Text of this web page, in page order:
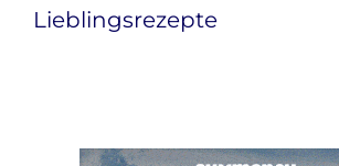
Lieblingsrezepte